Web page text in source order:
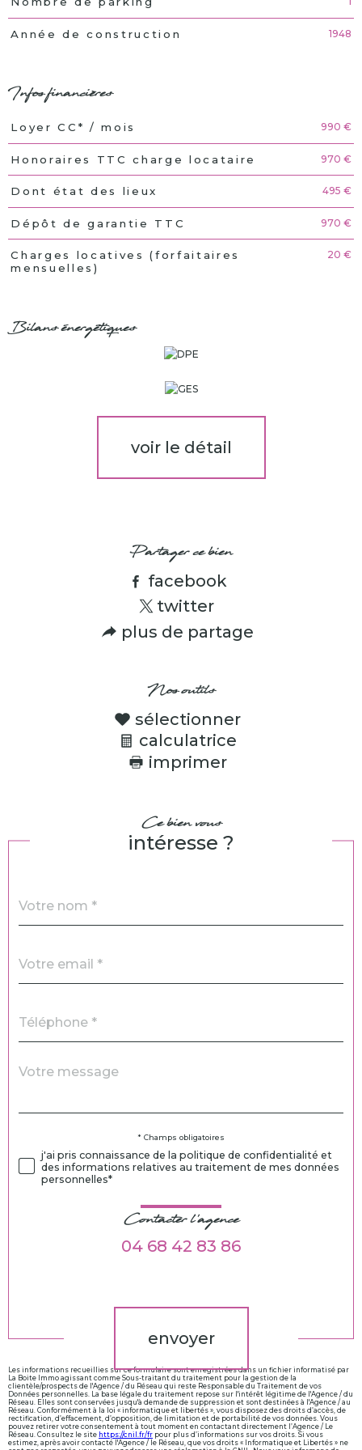
Année de construction 1948
Infos financières
Caractéristiques Valeurs
Loyer CC* / mois 990 €
Honoraires TTC charge locataire 970 €
Dont état des lieux 495 €
Dépôt de garantie TTC 970 €
Charges locatives (forfaitaires
mensuelles)
20 €
Bilans énergétiques
voir le détail
Partager ce bien
facebook
twitter
plus de partage
Nos outils
sélectionner
calculatrice
imprimer
Ce bien vous
intéresse ?
par
*
*
*
Fieldset
Message
*
* Champs obligatoires
j'ai pris connaissance de la politique de confidentialité et
des informations relatives au traitement de mes données
personnelles*
Contacter l'agence
04 68 42 83 86
envoyer
Les informations recueillies sur ce formulaire sont enregistrées dans un fichier informatisé par
La Boite Immo agissant comme Sous-traitant du traitement pour la gestion de la
clientèle/prospects de l'Agence / du Réseau qui reste Responsable du Traitement de vos
Données personnelles. La base légale du traitement repose sur l'intérêt légitime de l'Agence / du
Réseau. Elles sont conservées jusqu'à demande de suppression et sont destinées à l'Agence / au
Réseau. Conformément à la loi « informatique et libertés », vous disposez des droits d’accès, de
rectification, d’effacement, d’opposition, de limitation et de portabilité de vos données. Vous
pouvez retirer votre consentement à tout moment en contactant directement l’Agence / Le
Réseau. Consultez le site https://cnil.fr/fr pour plus d’informations sur vos droits. Si vous
estimez, après avoir contacté l'Agence / le Réseau, que vos droits « Informatique et Libertés » ne